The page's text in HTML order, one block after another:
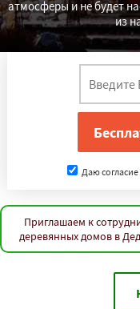
атмосферы и не будет
из
Даю
Приглашаем к
деревянных домов в